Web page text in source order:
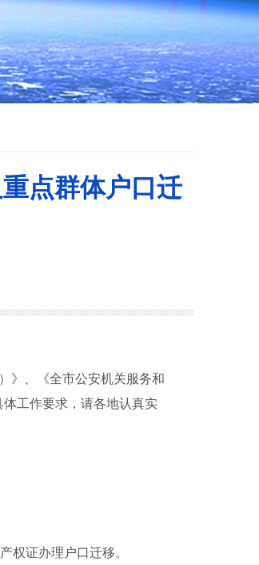
点群体户口迁
》、《全市公安机关服务和
工作要求，请各地认真实
权证办理户口迁移。